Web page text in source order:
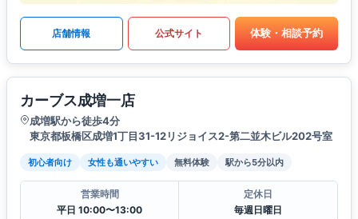
店舗情報 公式サイト 体験・相談予約
カーブス成増一店
成増駅から徒歩4分
東京都板橋区成増1丁目31-12リジョイス2-第二並木ビル202号室
初心者向け 女性も通いやすい 無料体験 駅から5分以内
営業時間
平日 10:00〜13:00
定休日
毎週日曜日